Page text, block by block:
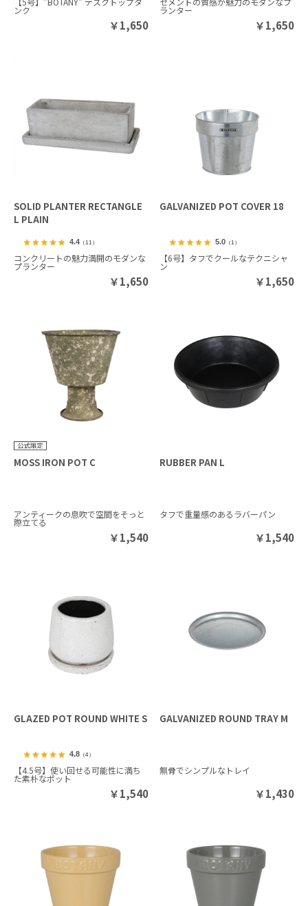
ンク
￥1,650
ランター
￥1,650
SOLID PLANTER RECTANGLE
L PLAIN
4.4（11）
コンクリートの魅力満開のモダンな
プランター
￥1,650
GALVANIZED POT COVER 18
5.0 （1）
【6号】タフでクールなテクニシャ
ン
￥1,650
MOSS IRON POT C
アンティークの息吹で空間をそっと
際立てる
￥1,540
RUBBER PAN L
タフで重量感のあるラバーパン
￥1,540
GLAZED POT ROUND WHITE S
4.8（4）
【4.5号】使い回せる可能性に満ち
た素朴なポット
￥1,540
GALVANIZED ROUND TRAY M
無骨でシンプルなトレイ
￥1,430